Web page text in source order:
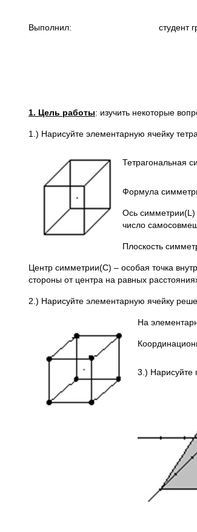
Выполнил: студент гр.
1. Цель работы: изучить некоторые
1.) Нарисуйте элементарную ячейку
Тетрагональная
Формула
Ось симметрии(L)
число
Плоскость
Центр симметрии(С) – особая точка
стороны от центра на равных
2.) Нарисуйте элементарную ячейку
На
3.) Нарисуйте